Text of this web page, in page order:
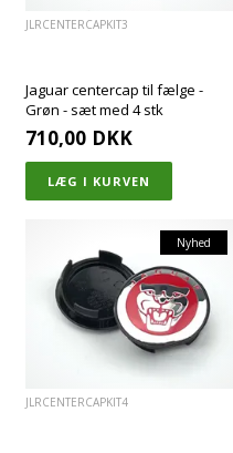
JLRCENTERCAPKIT3
Jaguar centercap til fælge -
Grøn - sæt med 4 stk
710,00 DKK
Nyhed
JLRCENTERCAPKIT4